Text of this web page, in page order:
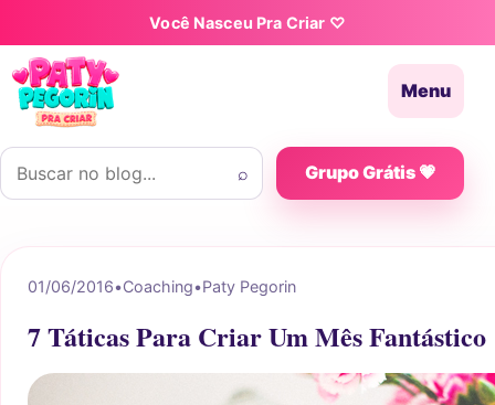
Pular para o conteúdoVocê Nasceu Pra Criar ♡
Menu
Buscar por:
⌕ Grupo Grátis 💗
01/06/2016•Coaching•Paty Pegorin
7 Táticas Para Criar Um Mês Fantástico